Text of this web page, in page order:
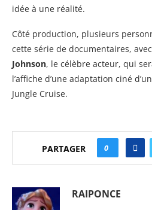
idée à une réalité.
Côté production, plusieurs
cette série de documentaires,
Johnson, le célèbre acteur, qui
l’affiche d’une adaptation ciné
Jungle Cruise.
PARTAGER 0
RAIPONCE